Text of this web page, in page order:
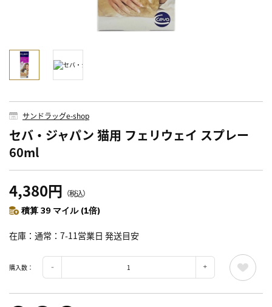
サンドラッグe-shop
セバ・ジャパン 猫用 フェリウェイ スプレー
60ml
4,380円 （税込）
積算 39 マイル (1倍)
在庫 通常：7-11営業日 発送目安
購入数：